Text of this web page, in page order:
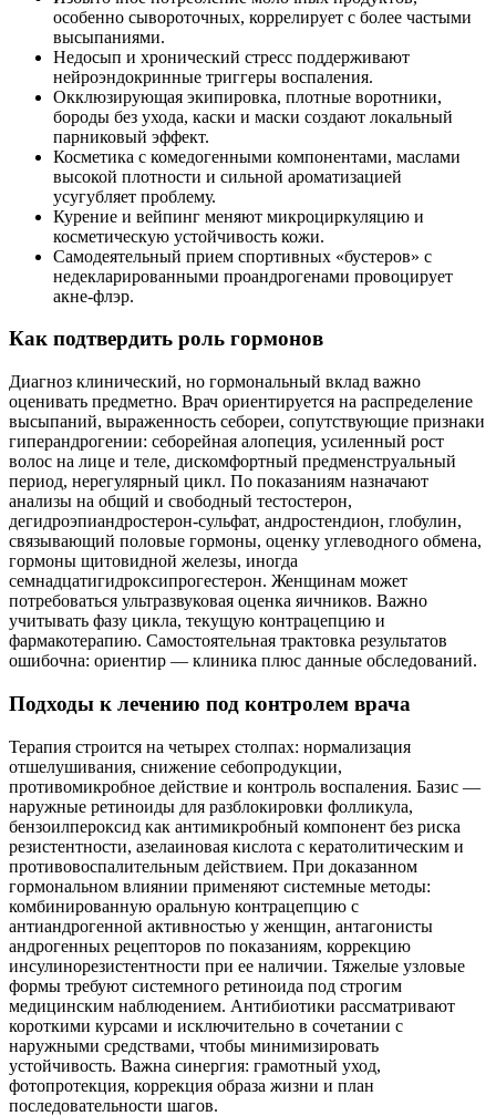
особенно сывороточных, коррелирует с более частыми
высыпаниями.
Недосып и хронический стресс поддерживают
нейроэндокринные триггеры воспаления.
Окклюзирующая экипировка, плотные воротники,
бороды без ухода, каски и маски создают локальный
парниковый эффект.
Косметика с комедогенными компонентами, маслами
высокой плотности и сильной ароматизацией
усугубляет проблему.
Курение и вейпинг меняют микроциркуляцию и
косметическую устойчивость кожи.
Самодеятельный прием спортивных «бустеров» с
недекларированными проандрогенами провоцирует
акне‑флэр.
Как подтвердить роль гормонов
Диагноз клинический, но гормональный вклад важно
оценивать предметно. Врач ориентируется на распределение
высыпаний, выраженность себореи, сопутствующие признаки
гиперандрогении: себорейная алопеция, усиленный рост
волос на лице и теле, дискомфортный предменструальный
период, нерегулярный цикл. По показаниям назначают
анализы на общий и свободный тестостерон,
дегидроэпиандростерон‑сульфат, андростендион, глобулин,
связывающий половые гормоны, оценку углеводного обмена,
гормоны щитовидной железы, иногда
семнадцатигидроксипрогестерон. Женщинам может
потребоваться ультразвуковая оценка яичников. Важно
учитывать фазу цикла, текущую контрацепцию и
фармакотерапию. Самостоятельная трактовка результатов
ошибочна: ориентир — клиника плюс данные обследований.
Подходы к лечению под контролем врача
Терапия строится на четырех столпах: нормализация
отшелушивания, снижение себопродукции,
противомикробное действие и контроль воспаления. Базис —
наружные ретиноиды для разблокировки фолликула,
бензоилпероксид как антимикробный компонент без риска
резистентности, азелаиновая кислота с кератолитическим и
противовоспалительным действием. При доказанном
гормональном влиянии применяют системные методы:
комбинированную оральную контрацепцию с
антиандрогенной активностью у женщин, антагонисты
андрогенных рецепторов по показаниям, коррекцию
инсулинорезистентности при ее наличии. Тяжелые узловые
формы требуют системного ретиноида под строгим
медицинским наблюдением. Антибиотики рассматривают
короткими курсами и исключительно в сочетании с
наружными средствами, чтобы минимизировать
устойчивость. Важна синергия: грамотный уход,
фотопротекция, коррекция образа жизни и план
последовательности шагов.